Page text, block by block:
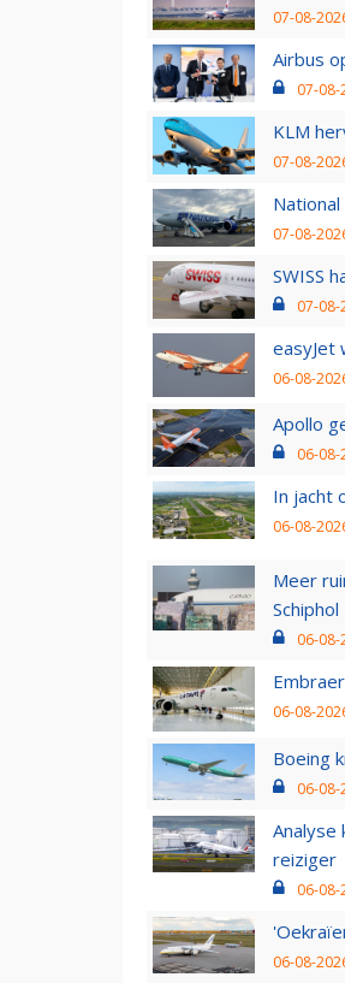
07-08-
Airbus
07-08-
KLM
07-08-
07-08-
SWISS
07-08-
easyJet
06-08-
Apollo
06-08-
In jacht
06-08-
Meer
Schiphol
06-08-
06-08-
Boeing
06-08-
reiziger
06-08-
06-08-